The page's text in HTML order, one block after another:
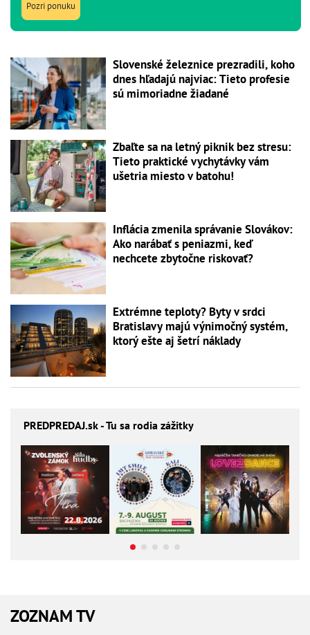
Pozri ponuku
Slovenské železnice prezradili, koho
dnes hľadajú najviac: Tieto profesie
sú mimoriadne žiadané
Zbaľte sa na letný piknik bez stresu:
Tieto praktické vychytávky vám
ušetria miesto v batohu!
Inflácia zmenila správanie Slovákov:
Ako narábať s peniazmi, keď
nechcete zbytočne riskovať?
Extrémne teploty? Byty v srdci
Bratislavy majú výnimočný systém,
ktorý ešte aj šetrí náklady
PREDPREDAJ.sk - Tu sa rodia zážitky
ZOZNAM TV